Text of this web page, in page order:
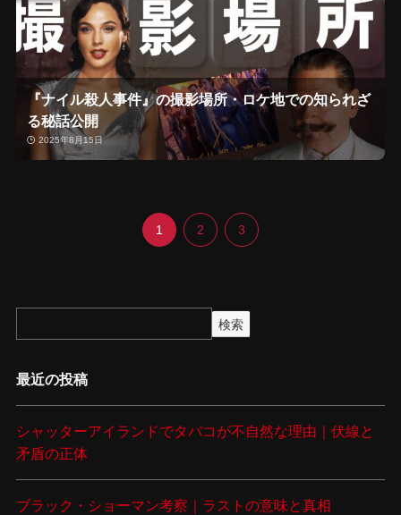
『ナイル殺人事件』の撮影場所・ロケ地での知られざ
る秘話公開
2025年8月15日
1 2 3
検索
最近の投稿
シャッターアイランドでタバコが不自然な理由｜伏線と
矛盾の正体
ブラック・ショーマン考察｜ラストの意味と真相